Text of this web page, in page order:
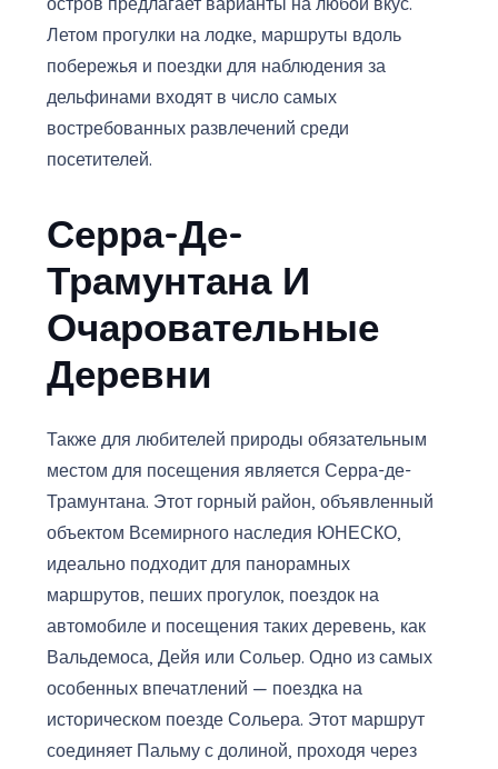
Летом прогулки на лодке, маршруты вдоль
побережья и поездки для наблюдения за
дельфинами входят в число самых
востребованных развлечений среди
посетителей.
Серра-Де-
Трамунтана И
Очаровательные
Деревни
Также для любителей природы обязательным
местом для посещения является Серра-де-
Трамунтана. Этот горный район, объявленный
объектом Всемирного наследия ЮНЕСКО,
идеально подходит для панорамных
маршрутов, пеших прогулок, поездок на
автомобиле и посещения таких деревень, как
Вальдемоса, Дейя или Сольер. Одно из самых
особенных впечатлений — поездка на
историческом поезде Сольера. Этот маршрут
соединяет Пальму с долиной, проходя через